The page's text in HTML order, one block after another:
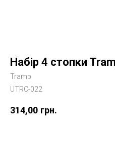
Набір 4 стопки
Tramp
UTRC-022
314,00 грн.